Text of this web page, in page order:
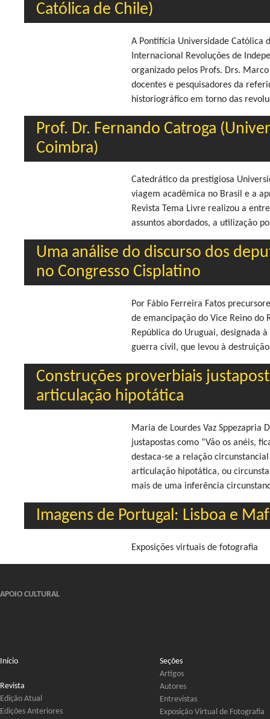
Católica de Chile)
A Pontifícia Universidade Católica
Internacional Revoluções de
organizado pelos Profs. Drs.
docentes e pesquisadores da
historiográfico em torno das
Prof. Dr. Fernando Catroga
Coimbra)
Catedrático da prestigiosa
viagem acadêmica no Brasil e a
Revista Tema Livre realizou a
assuntos abordados, a utilização
Uma análise do discurso dos
no Congresso Cisplatino
Por Fábio Ferreira Fatos
de emancipação do Vice Reino
República do Uruguai, designada
guerra civil, que levou à
Construções proverbiais
articulação hipotática
Maria de Lourdes Vaz
justapostas como “Vão os anéis,
destaca-se a relação
articulação hipotática, ou
mais de uma inferência
Imagens de Portugal: Lisboa e
Exposições virtuais de fotografia
APOIO CULTURAL
Início
Revista
Edição Atual
Edições Anteriores
Seções
Artigos
Autores
Entrevistas
Exposição Virtual de Fotografia